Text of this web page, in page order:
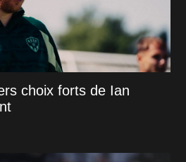
choix forts de Ian